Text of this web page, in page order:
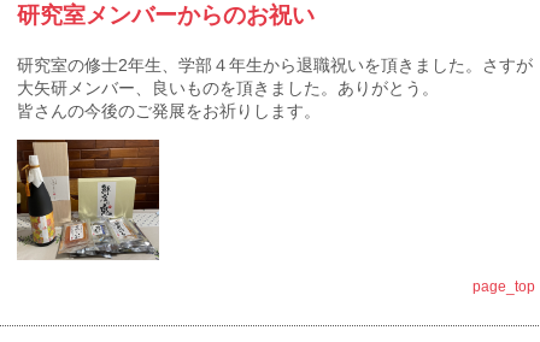
研究室メンバーからのお祝い
研究室の修士2年生、学部４年生から退職祝いを頂きました。さすが
大矢研メンバー、良いものを頂きました。ありがとう。
皆さんの今後のご発展をお祈りします。
page_top